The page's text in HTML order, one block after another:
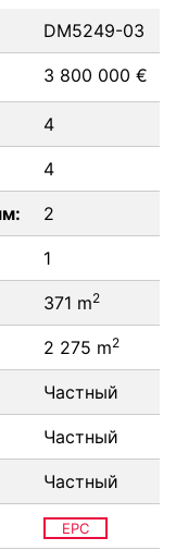
DM5249-03
3 800 000 €
4
4
2
1
371 m2
2 275 m2
Частный
Частный
Частный
EPC